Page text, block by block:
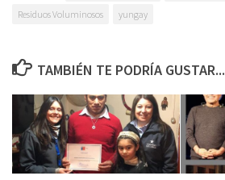
Residuos Voluminosos
yungay
TAMBIÉN TE PODRÍA GUSTAR...